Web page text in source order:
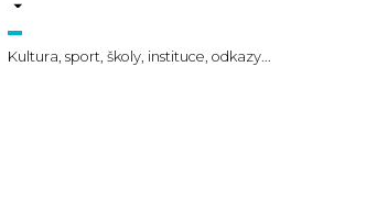
Kultura, sport, školy, instituce, odkazy...